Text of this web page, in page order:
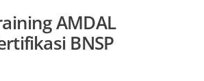
AMDAL
BNSP